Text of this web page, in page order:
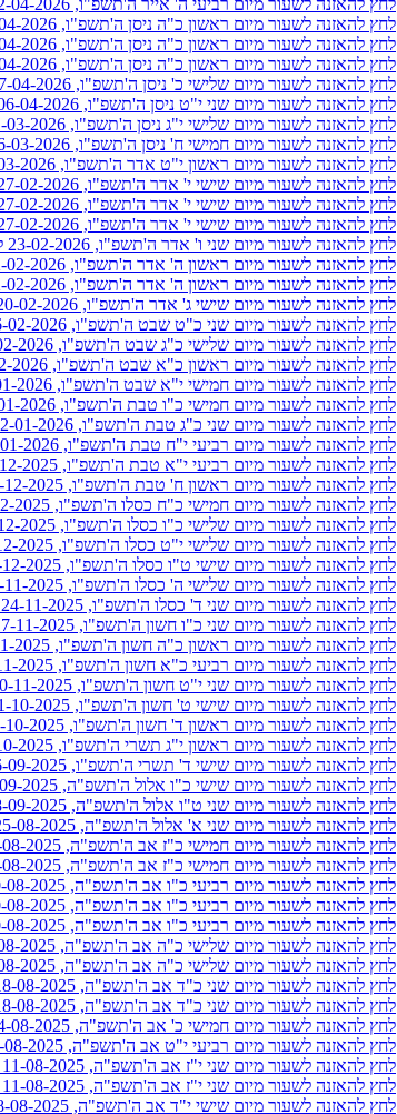
לחץ להאזנה לשעור מיום רביעי ה' אייר ה'תשפ"ו, 22-04-2026 למנינם
לחץ להאזנה לשעור מיום ראשון כ"ה ניסן ה'תשפ"ו, 12-04-2026 למנינם
לחץ להאזנה לשעור מיום ראשון כ"ה ניסן ה'תשפ"ו, 12-04-2026 למנינם
לחץ להאזנה לשעור מיום ראשון כ"ה ניסן ה'תשפ"ו, 12-04-2026 למנינם
לחץ להאזנה לשעור מיום שלישי כ' ניסן ה'תשפ"ו, 07-04-2026 למנינם
לחץ להאזנה לשעור מיום שני י"ט ניסן ה'תשפ"ו, 06-04-2026 למנינם
לחץ להאזנה לשעור מיום שלישי י"ג ניסן ה'תשפ"ו, 31-03-2026 למנינם
לחץ להאזנה לשעור מיום חמישי ח' ניסן ה'תשפ"ו, 26-03-2026 למנינם
לחץ להאזנה לשעור מיום ראשון י"ט אדר ה'תשפ"ו, 08-03-2026 למנינם
לחץ להאזנה לשעור מיום שישי י' אדר ה'תשפ"ו, 27-02-2026 למנינם
לחץ להאזנה לשעור מיום שישי י' אדר ה'תשפ"ו, 27-02-2026 למנינם
לחץ להאזנה לשעור מיום שישי י' אדר ה'תשפ"ו, 27-02-2026 למנינם
לחץ להאזנה לשעור מיום שני ו' אדר ה'תשפ"ו, 23-02-2026 למנינם
לחץ להאזנה לשעור מיום ראשון ה' אדר ה'תשפ"ו, 22-02-2026 למנינם
לחץ להאזנה לשעור מיום ראשון ה' אדר ה'תשפ"ו, 22-02-2026 למנינם
לחץ להאזנה לשעור מיום שישי ג' אדר ה'תשפ"ו, 20-02-2026 למנינם
לחץ להאזנה לשעור מיום שני כ"ט שבט ה'תשפ"ו, 16-02-2026 למנינם
לחץ להאזנה לשעור מיום שלישי כ"ג שבט ה'תשפ"ו, 10-02-2026 למנינם
לחץ להאזנה לשעור מיום ראשון כ"א שבט ה'תשפ"ו, 08-02-2026 למנינם
לחץ להאזנה לשעור מיום חמישי י"א שבט ה'תשפ"ו, 29-01-2026 למנינם
לחץ להאזנה לשעור מיום חמישי כ"ו טבת ה'תשפ"ו, 15-01-2026 למנינם
לחץ להאזנה לשעור מיום שני כ"ג טבת ה'תשפ"ו, 12-01-2026 למנינם
לחץ להאזנה לשעור מיום רביעי י"ח טבת ה'תשפ"ו, 07-01-2026 למנינם
לחץ להאזנה לשעור מיום רביעי י"א טבת ה'תשפ"ו, 31-12-2025 למנינם
לחץ להאזנה לשעור מיום ראשון ח' טבת ה'תשפ"ו, 28-12-2025 למנינם
לחץ להאזנה לשעור מיום חמישי כ"ח כסלו ה'תשפ"ו, 18-12-2025 למנינם
לחץ להאזנה לשעור מיום שלישי כ"ו כסלו ה'תשפ"ו, 16-12-2025 למנינם
לחץ להאזנה לשעור מיום שלישי י"ט כסלו ה'תשפ"ו, 09-12-2025 למנינם
לחץ להאזנה לשעור מיום שישי ט"ו כסלו ה'תשפ"ו, 05-12-2025 למנינם
לחץ להאזנה לשעור מיום שלישי ה' כסלו ה'תשפ"ו, 25-11-2025 למנינם
לחץ להאזנה לשעור מיום שני ד' כסלו ה'תשפ"ו, 24-11-2025 למנינם
לחץ להאזנה לשעור מיום שני כ"ו חשון ה'תשפ"ו, 17-11-2025 למנינם
לחץ להאזנה לשעור מיום ראשון כ"ה חשון ה'תשפ"ו, 16-11-2025 למנינם
לחץ להאזנה לשעור מיום רביעי כ"א חשון ה'תשפ"ו, 12-11-2025 למנינם
לחץ להאזנה לשעור מיום שני י"ט חשון ה'תשפ"ו, 10-11-2025 למנינם
לחץ להאזנה לשעור מיום שישי ט' חשון ה'תשפ"ו, 31-10-2025 למנינם
לחץ להאזנה לשעור מיום ראשון ד' חשון ה'תשפ"ו, 26-10-2025 למנינם
לחץ להאזנה לשעור מיום ראשון י"ג תשרי ה'תשפ"ו, 05-10-2025 למנינם
לחץ להאזנה לשעור מיום שישי ד' תשרי ה'תשפ"ו, 26-09-2025 למנינם
לחץ להאזנה לשעור מיום שישי כ"ו אלול ה'תשפ"ה, 19-09-2025 למנינם
לחץ להאזנה לשעור מיום שני ט"ו אלול ה'תשפ"ה, 08-09-2025 למנינם
לחץ להאזנה לשעור מיום שני א' אלול ה'תשפ"ה, 25-08-2025 למנינם
לחץ להאזנה לשעור מיום חמישי כ"ז אב ה'תשפ"ה, 21-08-2025 למנינם
לחץ להאזנה לשעור מיום חמישי כ"ז אב ה'תשפ"ה, 21-08-2025 למנינם
לחץ להאזנה לשעור מיום רביעי כ"ו אב ה'תשפ"ה, 20-08-2025 למנינם
לחץ להאזנה לשעור מיום רביעי כ"ו אב ה'תשפ"ה, 20-08-2025 למנינם
לחץ להאזנה לשעור מיום רביעי כ"ו אב ה'תשפ"ה, 20-08-2025 למנינם
לחץ להאזנה לשעור מיום שלישי כ"ה אב ה'תשפ"ה, 19-08-2025 למנינם
לחץ להאזנה לשעור מיום שלישי כ"ה אב ה'תשפ"ה, 19-08-2025 למנינם
לחץ להאזנה לשעור מיום שני כ"ד אב ה'תשפ"ה, 18-08-2025 למנינם
לחץ להאזנה לשעור מיום שני כ"ד אב ה'תשפ"ה, 18-08-2025 למנינם
לחץ להאזנה לשעור מיום חמישי כ' אב ה'תשפ"ה, 14-08-2025 למנינם
לחץ להאזנה לשעור מיום רביעי י"ט אב ה'תשפ"ה, 13-08-2025 למנינם
לחץ להאזנה לשעור מיום שני י"ז אב ה'תשפ"ה, 11-08-2025 למנינם
לחץ להאזנה לשעור מיום שני י"ז אב ה'תשפ"ה, 11-08-2025 למנינם
לחץ להאזנה לשעור מיום שישי י"ד אב ה'תשפ"ה, 08-08-2025 למנינם